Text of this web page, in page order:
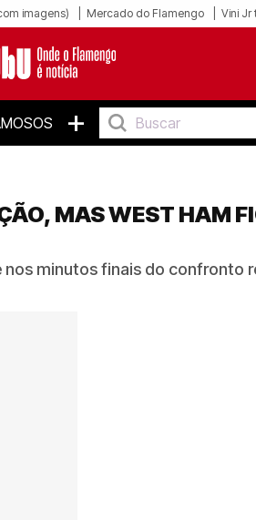
imagens) Mercado do Flamengo Vini Jr
+
MAS WEST HAM
nos minutos finais do confronto